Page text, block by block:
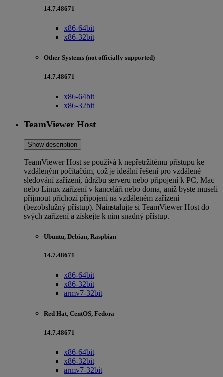
14.7.48671
x86-64bit
x86-32bit
Other Systems (not officially supported)
14.7.48671
x86-64bit
x86-32bit
TeamViewer Host
Show description
TeamViewer Host se používá k nepřetržitému přístupu ke
vzdáleným počítačům, což je ideální řešení pro vzdálené
sledování zařízení, údržbu serveru nebo připojení k PC, Mac
nebo Linux zařízení v kanceláři nebo doma, aniž byste museli
přijmout příchozí připojení na vzdáleném zařízení
(bezobslužný přístup). Nainstalujte si TeamViewer Host do
svých zařízení a získejte k nim snadný přístup.
Ubuntu, Debian, Raspbian
14.7.48671
x86-64bit
x86-32bit
armv7-32bit
Red Hat, CentOS, Fedora
14.7.48671
x86-64bit
x86-32bit
armv7-32bit